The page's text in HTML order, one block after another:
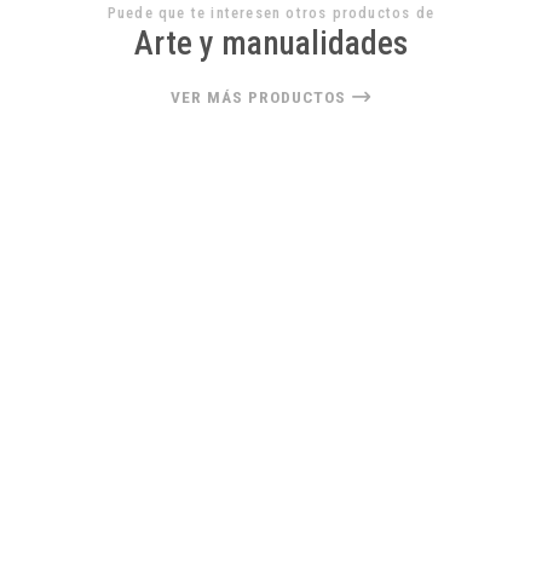
Puede que te interesen otros productos de
Arte y manualidades
VER MÁS PRODUCTOS